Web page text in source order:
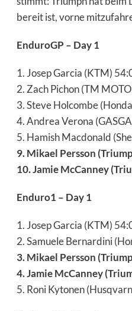
bereit ist, vorne
EnduroGP – Day 1
1. Josep Garcia (KTM)
2. Zach Pichon (TM
3. Steve Holcombe
4. Andrea Verona
5. Hamish Macdonald
9. Mikael Persson
10. Jamie McCanney
Enduro1 – Day 1
1. Josep Garcia (KTM)
2. Samuele Bernardini
3. Mikael Persson
4. Jamie McCanney
5. Roni Kytonen